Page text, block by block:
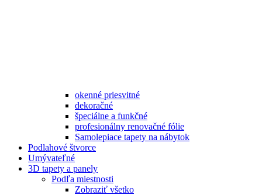
okenné priesvitné
dekoračné
špeciálne a funkčné
profesionálny renovačné fólie
Samolepiace tapety na nábytok
Podlahové štvorce
Umývateľné
3D tapety a panely
Podľa miestnosti
Zobraziť všetko